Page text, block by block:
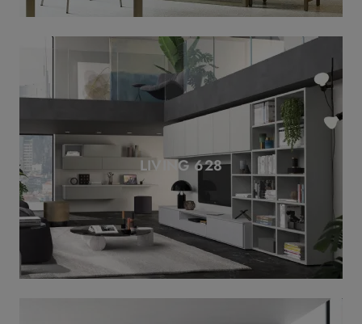
LIVING 628